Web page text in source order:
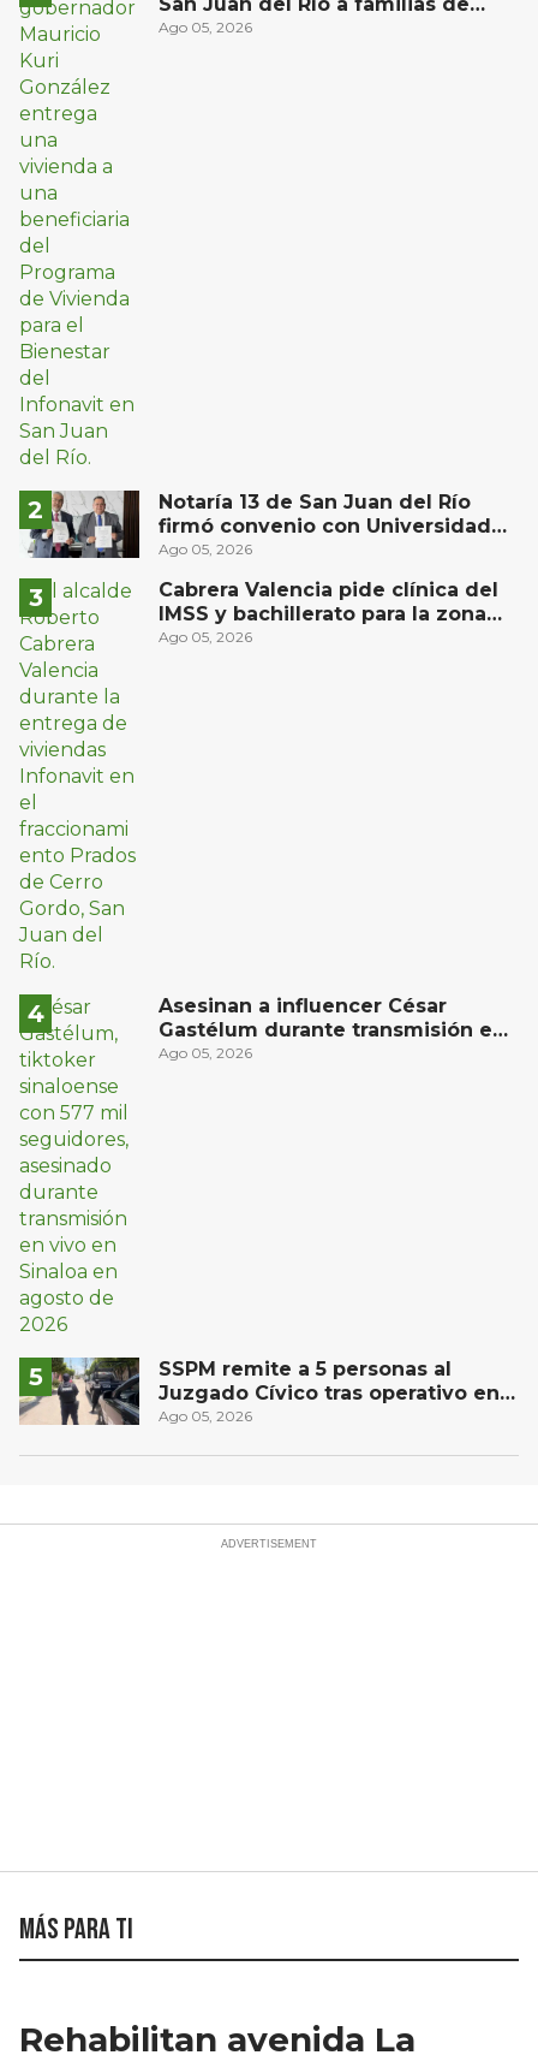
bajos ingresos
Ago 05, 2026
Notaría 13 de San Juan del Río
firmó convenio con Universidad
Privada del Bajío para recibir
Ago 05, 2026
Cabrera Valencia pide clínica del
IMSS y bachillerato para la zona
oriente de San Juan del Río
Ago 05, 2026
Asesinan a influencer César
Gastélum durante transmisión en
vivo en Sinaloa
Ago 05, 2026
SSPM remite a 5 personas al
Juzgado Cívico tras operativo en
San Juan del Río
Ago 05, 2026
Más para ti
Rehabilitan avenida La